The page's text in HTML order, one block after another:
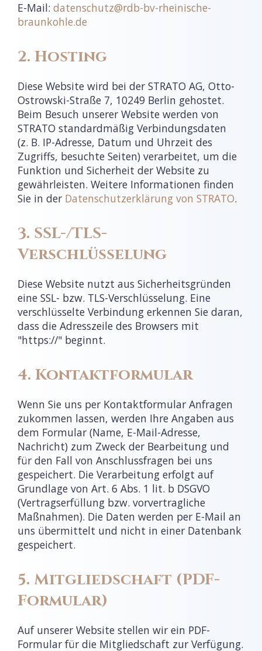
E-Mail: datenschutz@rdb-bv-rheinische-
braunkohle.de
2. Hosting
Diese Website wird bei der STRATO AG, Otto-
Ostrowski-Straße 7, 10249 Berlin gehostet.
Beim Besuch unserer Website werden von
STRATO standardmäßig Verbindungsdaten
(z. B. IP-Adresse, Datum und Uhrzeit des
Zugriffs, besuchte Seiten) verarbeitet, um die
Funktion und Sicherheit der Website zu
gewährleisten. Weitere Informationen finden
Sie in der Datenschutzerklärung von STRATO.
3. SSL-/TLS-
Verschlüsselung
Diese Website nutzt aus Sicherheitsgründen
eine SSL- bzw. TLS-Verschlüsselung. Eine
verschlüsselte Verbindung erkennen Sie daran,
dass die Adresszeile des Browsers mit
"https://" beginnt.
4. Kontaktformular
Wenn Sie uns per Kontaktformular Anfragen
zukommen lassen, werden Ihre Angaben aus
dem Formular (Name, E-Mail-Adresse,
Nachricht) zum Zweck der Bearbeitung und
für den Fall von Anschlussfragen bei uns
gespeichert. Die Verarbeitung erfolgt auf
Grundlage von Art. 6 Abs. 1 lit. b DSGVO
(Vertragserfüllung bzw. vorvertragliche
Maßnahmen). Die Daten werden per E-Mail an
uns übermittelt und nicht in einer Datenbank
gespeichert.
5. Mitgliedschaft (PDF-
Formular)
Auf unserer Website stellen wir ein PDF-
Formular für die Mitgliedschaft zur Verfügung.